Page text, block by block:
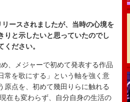
ースされましたが、当時の心境を
りと示したいと思っていたのでし
ださい。
、メジャーで初めて発表する作品
常を歌にする」という軸を強く意
原点を、初めて幾田りらに触れる
在も変わらず、自分自身の生活の